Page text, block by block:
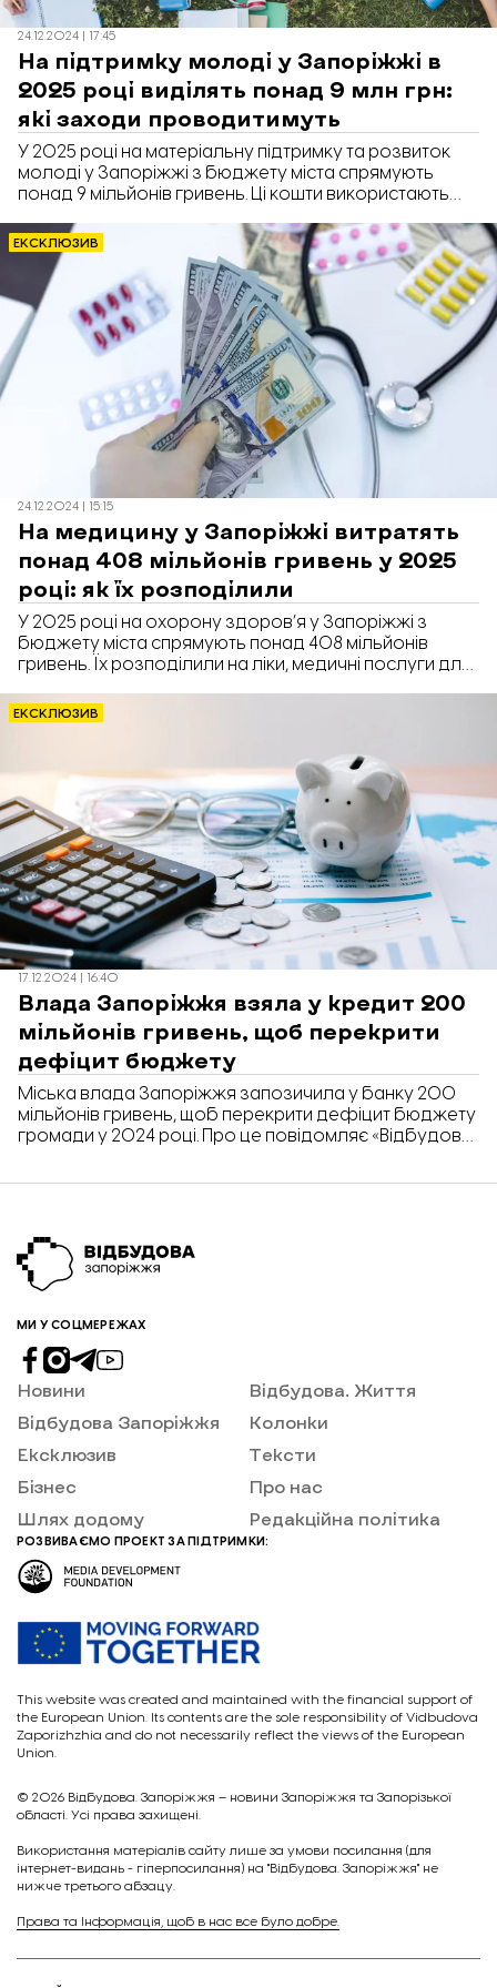
24.12.2024 | 17:45
На підтримку молоді у Запоріжжі в
2025 році виділять понад 9 млн грн:
які заходи проводитимуть
У 2025 році на матеріальну підтримку та розвиток
молоді у Запоріжжі з бюджету міста спрямують
понад 9 мільйонів гривень. Ці кошти використають
активне життя міста. Про це повідомляє «Відбудова.
Запоріжжя» з посиланням на рішення Запорізької
міської ради № 8 від 04.12.2024.
ЕКСКЛЮЗИВ
24.12.2024 | 15:15
На медицину у Запоріжжі витратять
понад 408 мільйонів гривень у 2025
році: як їх розподілили
У 2025 році на охорону здоров’я у Запоріжжі з
бюджету міста спрямують понад 408 мільйонів
гривень. Їх розподілили на ліки, медичні послуги для
комунальних послуг і зарплат тощо. Про це
повідомляє «Відбудова. Запоріжжя» з посиланням
Запоріжжя на період 2025-2027 роки».
ЕКСКЛЮЗИВ
17.12.2024 | 16:40
Влада Запоріжжя взяла у кредит 200
мільйонів гривень, щоб перекрити
дефіцит бюджету
Міська влада Запоріжжя запозичила у банку 200
мільйонів гривень, щоб перекрити дефіцит бюджету
громади у 2024 році. Про це повідомляє «Відбудова.
міської ради № 92 від 04.12.2024.
МИ У СОЦМЕРЕЖАХ
Новини
Відбудова Запоріжжя
Ексклюзив
Бізнес
Шлях додому
Відбудова. Життя
Колонки
Тексти
Про нас
Редакційна політика
РОЗВИВАЄМО ПРОЕКТ ЗА ПІДТРИМКИ:
This website was created and maintained with the financial support of
the European Union. Its contents are the sole responsibility of Vidbudova
Zaporizhzhia and do not necessarily reflect the views of the European
Union.
© 2026 Відбудова. Запоріжжя – новини Запоріжжя та Запорізької
області. Усі права захищені.
Викориcтання матеріалів сайту лише за умови посилання (для
інтернет-видань - гіперпосилання) на "Відбудова. Запоріжжя" не
нижче третього абзацу.
Права та Інформація, щоб в нас все було добре.